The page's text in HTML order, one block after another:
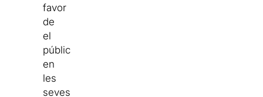
favor
de
el
públic
en
les
seves